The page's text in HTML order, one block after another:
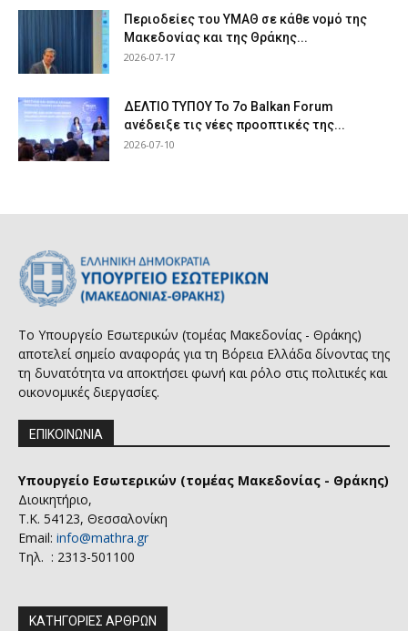
Περιοδείες του ΥΜΑΘ σε κάθε νομό της
Μακεδονίας και της Θράκης...
2026-07-17
ΔΕΛΤΙΟ ΤΥΠΟΥ Το 7ο Balkan Forum
ανέδειξε τις νέες προοπτικές της...
2026-07-10
Το Υπουργείο Εσωτερικών (τομέας Μακεδονίας - Θράκης)
αποτελεί σημείο αναφοράς για τη Βόρεια Ελλάδα δίνοντας της
τη δυνατότητα να αποκτήσει φωνή και ρόλο στις πολιτικές και
οικονομικές διεργασίες.
ΕΠΙΚΟΙΝΩΝΙΑ
Υπουργείο Εσωτερικών (τομέας Μακεδονίας - Θράκης)
Διοικητήριο,
Τ.Κ. 54123, Θεσσαλονίκη
Email: info@mathra.gr
Τηλ. : 2313-501100
ΚΑΤΗΓΟΡΙΕΣ ΑΡΘΡΩΝ